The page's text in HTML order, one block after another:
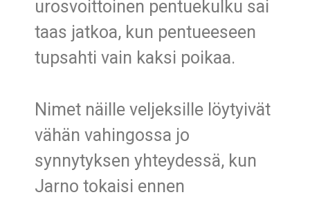
urosvoittoinen pentuekulku sai
taas jatkoa, kun pentueeseen
tupsahti vain kaksi poikaa.
Nimet näille veljeksille löytyivät
vähän vahingossa jo
synnytyksen yhteydessä, kun
Jarno tokaisi ennen